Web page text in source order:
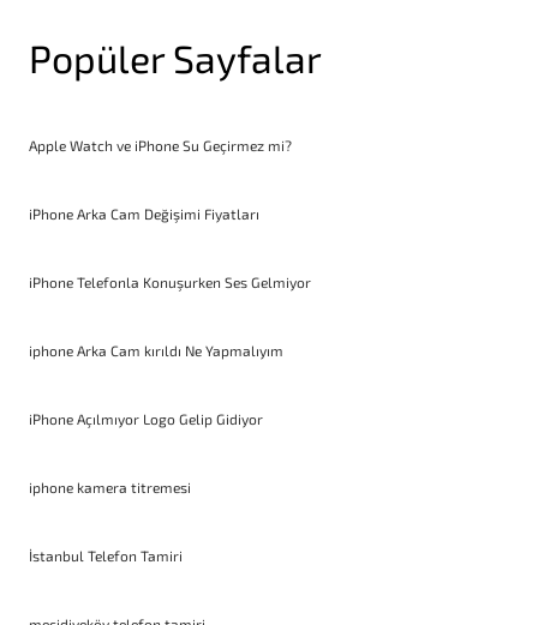
Popüler Sayfalar
Apple Watch ve iPhone Su Geçirmez mi?
iPhone Arka Cam Değişimi Fiyatları
iPhone Telefonla Konuşurken Ses Gelmiyor
iphone Arka Cam kırıldı Ne Yapmalıyım
iPhone Açılmıyor Logo Gelip Gidiyor
iphone kamera titremesi
İstanbul Telefon Tamiri